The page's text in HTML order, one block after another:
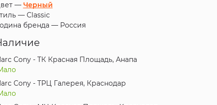
— Черный
— Classic
бренда — Россия
Cony - ТК Красная Площадь, Анапа
Cony - ТРЦ Галерея, Краснодар